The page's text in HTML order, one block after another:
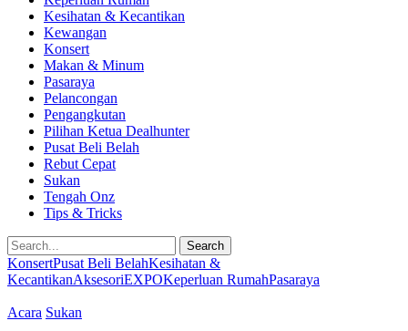
Kesihatan & Kecantikan
Kewangan
Konsert
Makan & Minum
Pasaraya
Pelancongan
Pengangkutan
Pilihan Ketua Dealhunter
Pusat Beli Belah
Rebut Cepat
Sukan
Tengah Onz
Tips & Tricks
Search
KonsertPusat Beli BelahKesihatan &
KecantikanAksesoriEXPOKeperluan RumahPasaraya
Acara Sukan